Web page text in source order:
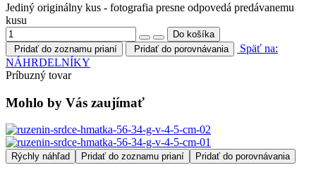
Jediný originálny kus - fotografia presne odpovedá predávanemu
kusu
Pridať do zoznamu prianí Pridať do porovnávania
Späť na:
NÁHRDELNÍKY
Príbuzný tovar
Mohlo by Vás zaujímať
Rýchly náhľad Pridať do zoznamu prianí Pridať do porovnávania